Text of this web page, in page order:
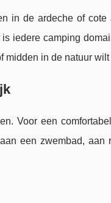
in de ardeche of cote
iedere camping
midden in de natuur
Voor een
een zwembad, aan